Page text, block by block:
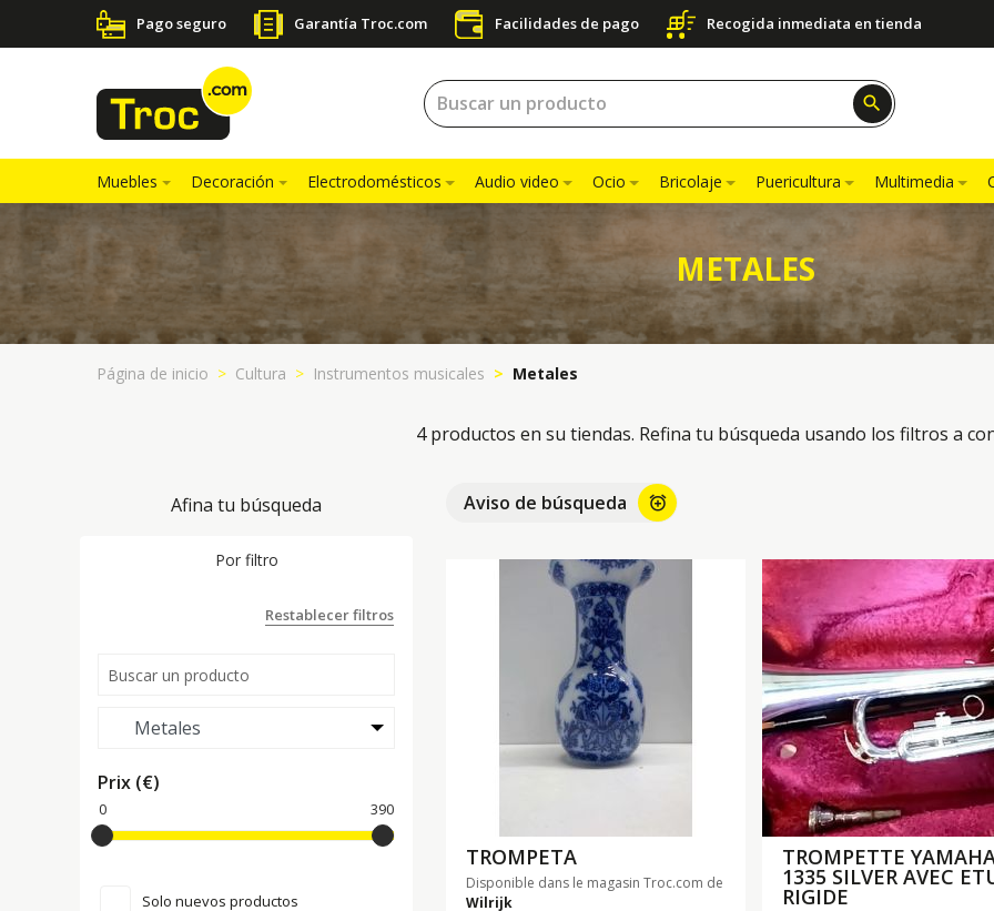
Pago seguro Garantía Troc.com Facilidades de pago Recogida inmediata en tienda
search
Muebles Decoración Electrodomésticos Audio video Ocio Bricolaje Puericultura Multimedia
METALES
Página de inicio Cultura Instrumentos musicales Metales
4 productos en su tiendas. Refina tu búsqueda usando los filtros a
Afina tu búsqueda
Por filtro
Restablecer filtros
Prix (€)
0 390
Solo nuevos productos
Aviso de búsqueda alarm_add
TROMPETA
Disponible dans le magasin Troc.com de
Wilrijk
TROMPETTE
1335 SILVER AVEC
RIGIDE